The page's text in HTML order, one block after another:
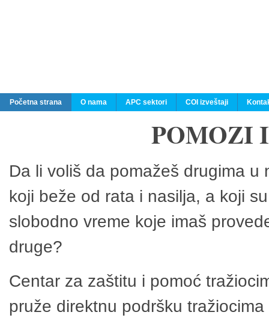
Početna strana O nama APC sektori COI izveštaji
POMOZI
Da li voliš da pomažeš drugima
koji beže od rata i nasilja, a koji
slobodno vreme koje imaš
druge?
Centar za zaštitu i pomoć
pruže direktnu podršku